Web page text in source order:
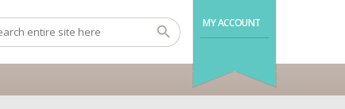
MY ACCOUNT